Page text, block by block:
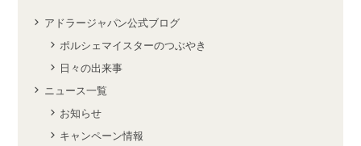
アドラージャパン公式ブログ
ポルシェマイスターのつぶやき
日々の出来事
ニュース一覧
お知らせ
キャンペーン情報